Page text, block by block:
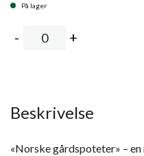
På lager
Beskrivelse
«Norske gårdspoteter» –